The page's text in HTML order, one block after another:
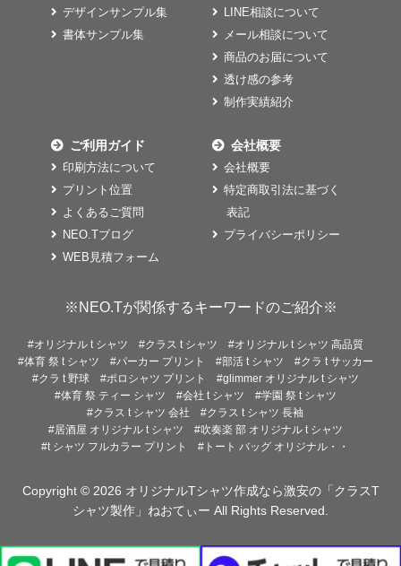
デザインサンプル集
書体サンプル集
LINE相談について
メール相談について
商品のお届について
透け感の参考
制作実績紹介
ご利用ガイド
印刷方法について
プリント位置
よくあるご質問
NEO.Tブログ
WEB見積フォーム
会社概要
会社概要
特定商取引法に基づく
表記
プライバシーポリシー
※NEO.Tが関係するキーワードのご紹介※
#オリジナル t シャツ #クラス t シャツ
#オリジナル t シャツ 高品質
#体育 祭 t シャツ
#パーカー プリント #部活 t シャツ
#クラ t サッカー
#クラ t 野球
#ポロシャツ プリント
#glimmer オリジナル t シャツ
#体育 祭 ティー シャツ
#会社 t シャツ
#学園 祭 t シャツ
#クラス t シャツ 会社
#クラス t シャツ 長袖
#居酒屋 オリジナル t シャツ
#吹奏楽 部 オリジナル t シャツ
#t シャツ フルカラー プリント
#トート バッグ オリジナル・・
Copyright © 2026 オリジナルTシャツ作成なら激安の「クラスT
シャツ製作」ねおてぃー All Rights Reserved.